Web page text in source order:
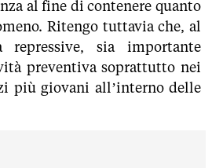
al fine di contenere quanto
Ritengo tuttavia che, al
sia importante
preventiva soprattutto nei
più giovani all’interno delle